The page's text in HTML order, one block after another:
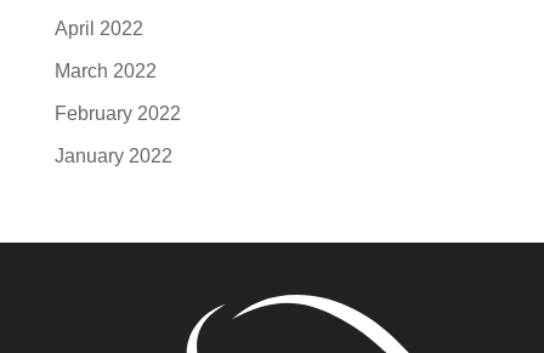
April 2022
March 2022
February 2022
January 2022